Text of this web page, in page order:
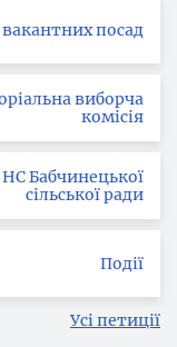
посад
виборча
комісія
Бабчинецької
сільської ради
Події
Усі петиції